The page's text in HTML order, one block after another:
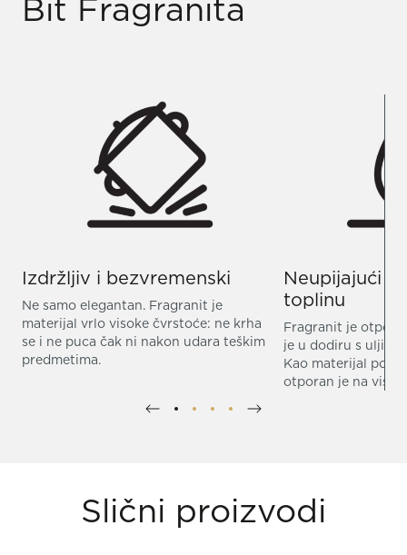
Bit Fragranita
Izdržljiv i bezvremenski
Ne samo elegantan. Fragranit je
materijal vrlo visoke čvrstoće: ne krha
se i ne puca čak ni nakon udara teškim
predmetima.
Neupijajući i
toplinu
Fragranit je
je u dodiru s
Kao materijal
otporan je na
Slični proizvodi